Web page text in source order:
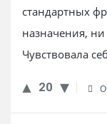
стандартных
назначения,
Чувствовала
20